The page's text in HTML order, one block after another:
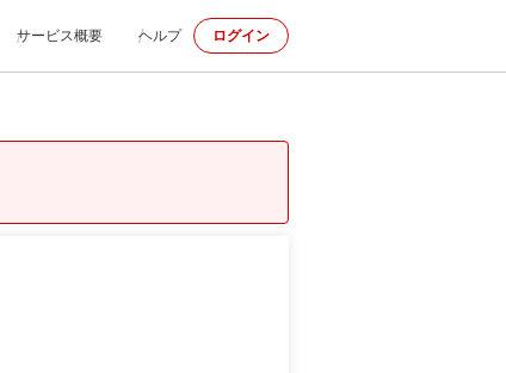
サービス概要 ヘルプ ログイン